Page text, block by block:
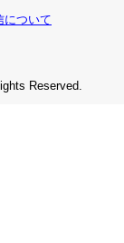
について
Reserved.